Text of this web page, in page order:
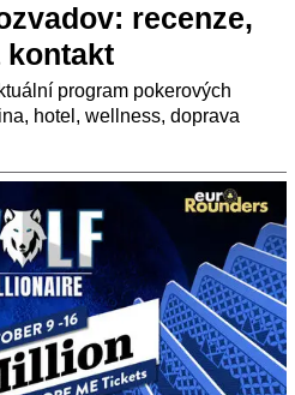
recenze,
kontakt
program pokerových
hotel, wellness, doprava